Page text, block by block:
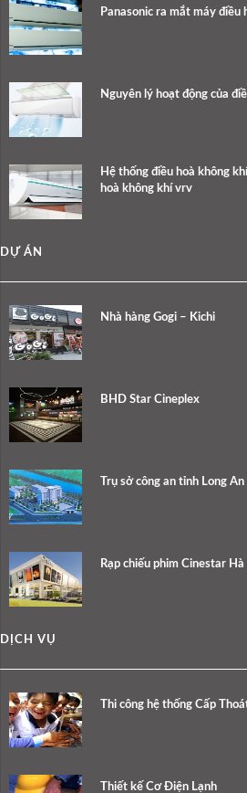
Panasonic ra mắt máy điều
Nguyên lý hoạt động của
Hệ thống điều hoà không
hoà không khí vrv
DỰ ÁN
Nhà hàng Gogi – Kichi
BHD Star Cineplex
Trụ sở công an tỉnh Long An
Rạp chiếu phim Cinestar Hà
DỊCH VỤ
Thi công hệ thống Cấp
Thiết kế Cơ Điện Lạnh